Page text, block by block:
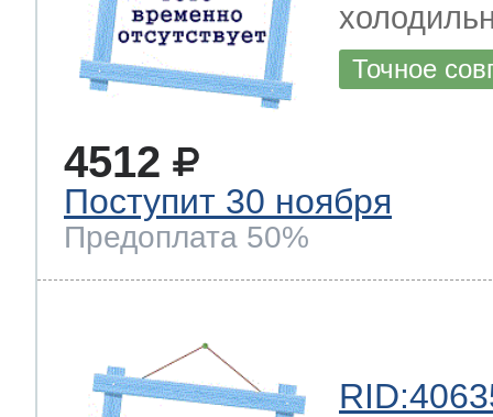
Точное
4512
Поступит 30 ноября
Предоплата 50%